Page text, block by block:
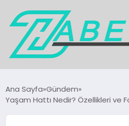
GÜNDEM
Ana Sayfa Gündem
Yaşam Hattı Nedir? Özellikleri ve